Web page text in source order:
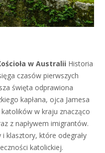
w Australii Historia
czasów pierwszych
święta odprawiona
kapłana, ojca Jamesa
w kraju znacząco
z napływem imigrantów.
i klasztory, które odegrały
katolickiej.